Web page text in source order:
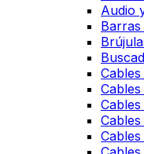
Audio
Barras